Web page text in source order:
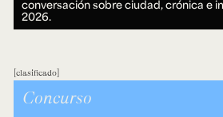
conversación sobre ciudad, crónica e
2026.
clasificado
Concurso